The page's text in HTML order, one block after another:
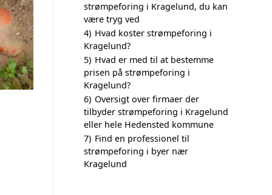
strømpeforing i Kragelund, du kan
være tryg ved
4) Hvad koster strømpeforing i
Kragelund?
5) Hvad er med til at bestemme
prisen på strømpeforing i
Kragelund?
6) Oversigt over firmaer der
tilbyder strømpeforing i Kragelund
eller hele Hedensted kommune
7) Find en professionel til
strømpeforing i byer nær
Kragelund